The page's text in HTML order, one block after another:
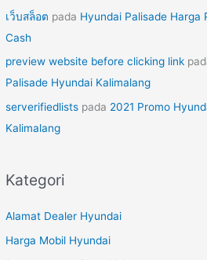
เว็บสล็อต pada Hyundai Palisade Harga
Cash
preview website before clicking link
Palisade Hyundai Kalimalang
serverifiedlists pada 2021 Promo
Kalimalang
Kategori
Alamat Dealer Hyundai
Harga Mobil Hyundai